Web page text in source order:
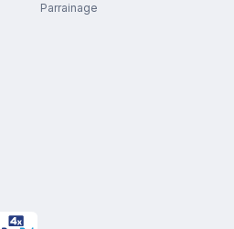
Parrainage